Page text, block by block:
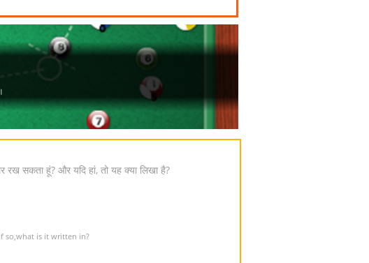
रख सकता हूं? और यदि हां, तो यह क्या लिखा है?
so,what is it written in?